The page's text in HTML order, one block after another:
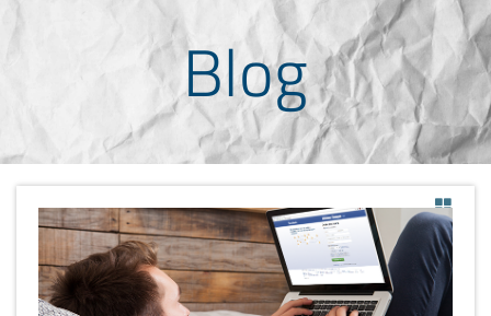
Blog